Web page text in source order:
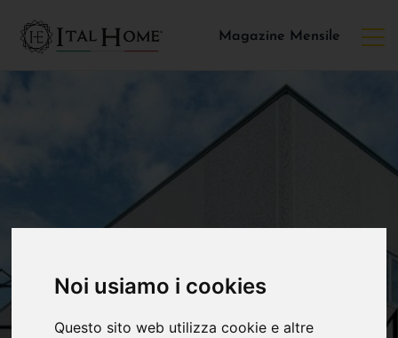
Noi usiamo i cookies
Questo sito web utilizza cookie e altre
Magazine Mensile